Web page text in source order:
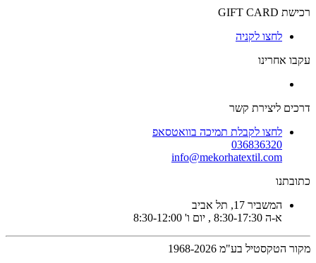
רכישת GIFT CARD
לחצו לקניה
עקבו אחרינו
דרכים ליצירת קשר
לחצו לקבלת תמיכה בוואטסאפ
036836320
info@mekorhatextil.com
כתובתנו
המשביר 17, תל אביב
א-ה 8:30-17:30 , יום ו' 8:30-12:00
מקור הטקסטיל בע"מ 1968-2026